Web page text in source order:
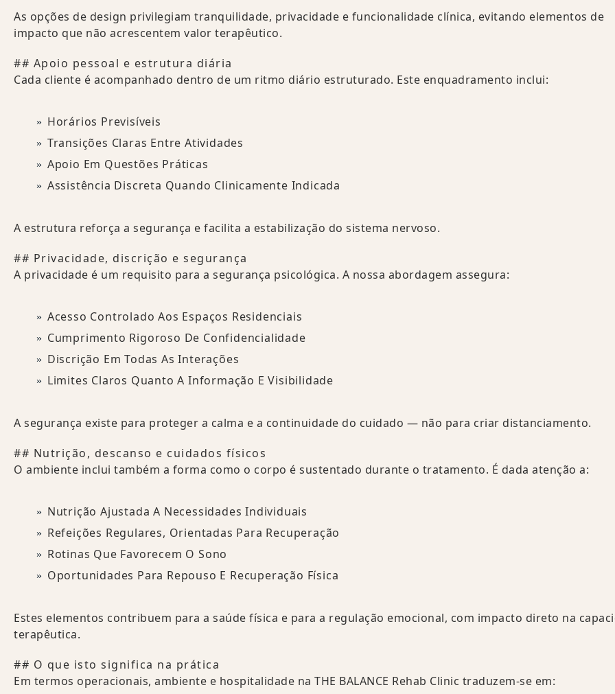
As opções de design privilegiam tranquilidade, privacidade e funcionalidade clínica, evitando elementos de
impacto que não acrescentem valor terapêutico.
## Apoio pessoal e estrutura diária
Cada cliente é acompanhado dentro de um ritmo diário estruturado. Este enquadramento inclui:
Horários Previsíveis
Transições Claras Entre Atividades
Apoio Em Questões Práticas
Assistência Discreta Quando Clinicamente Indicada
A estrutura reforça a segurança e facilita a estabilização do sistema nervoso.
## Privacidade, discrição e segurança
A privacidade é um requisito para a segurança psicológica. A nossa abordagem assegura:
Acesso Controlado Aos Espaços Residenciais
Cumprimento Rigoroso De Confidencialidade
Discrição Em Todas As Interações
Limites Claros Quanto A Informação E Visibilidade
A segurança existe para proteger a calma e a continuidade do cuidado — não para criar distanciamento.
## Nutrição, descanso e cuidados físicos
O ambiente inclui também a forma como o corpo é sustentado durante o tratamento. É dada atenção a:
Nutrição Ajustada A Necessidades Individuais
Refeições Regulares, Orientadas Para Recuperação
Rotinas Que Favorecem O Sono
Oportunidades Para Repouso E Recuperação Física
Estes elementos contribuem para a saúde física e para a regulação emocional, com impacto direto na
terapêutica.
## O que isto significa na prática
Em termos operacionais, ambiente e hospitalidade na THE BALANCE Rehab Clinic traduzem-se em: